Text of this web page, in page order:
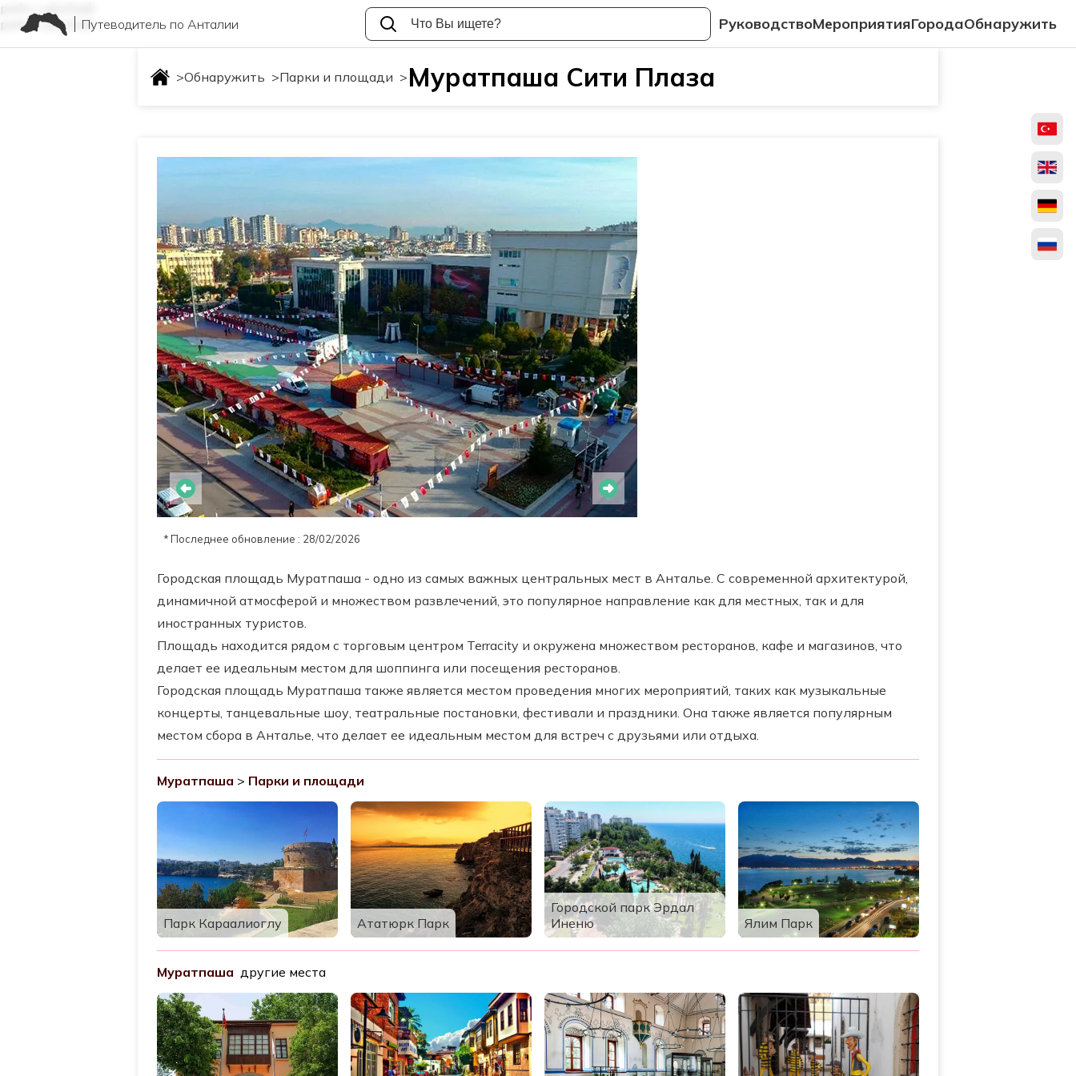
parki-i-ploshadi
parki-i-ploshadiПутеводитель по Анталии РуководствоМероприятияГородаОбнаружить
>Обнаружить >Парки и площади > Муратпаша Сити Плаза
* Последнее обновление : 28/02/2026
Городская площадь Муратпаша - одно из самых важных центральных мест в Анталье. С современной архитектурой,
динамичной атмосферой и множеством развлечений, это популярное направление как для местных, так и для
иностранных туристов.
Площадь находится рядом с торговым центром Terracity и окружена множеством ресторанов, кафе и магазинов, что
делает ее идеальным местом для шоппинга или посещения ресторанов.
Городская площадь Муратпаша также является местом проведения многих мероприятий, таких как музыкальные
концерты, танцевальные шоу, театральные постановки, фестивали и праздники. Она также является популярным
местом сбора в Анталье, что делает ее идеальным местом для встреч с друзьями или отдыха.
Муратпаша > Парки и площади
Парк Караалиоглу Ататюрк Парк
Городской парк Эрдал
Иненю
Ялим Парк
Муратпаша другие места